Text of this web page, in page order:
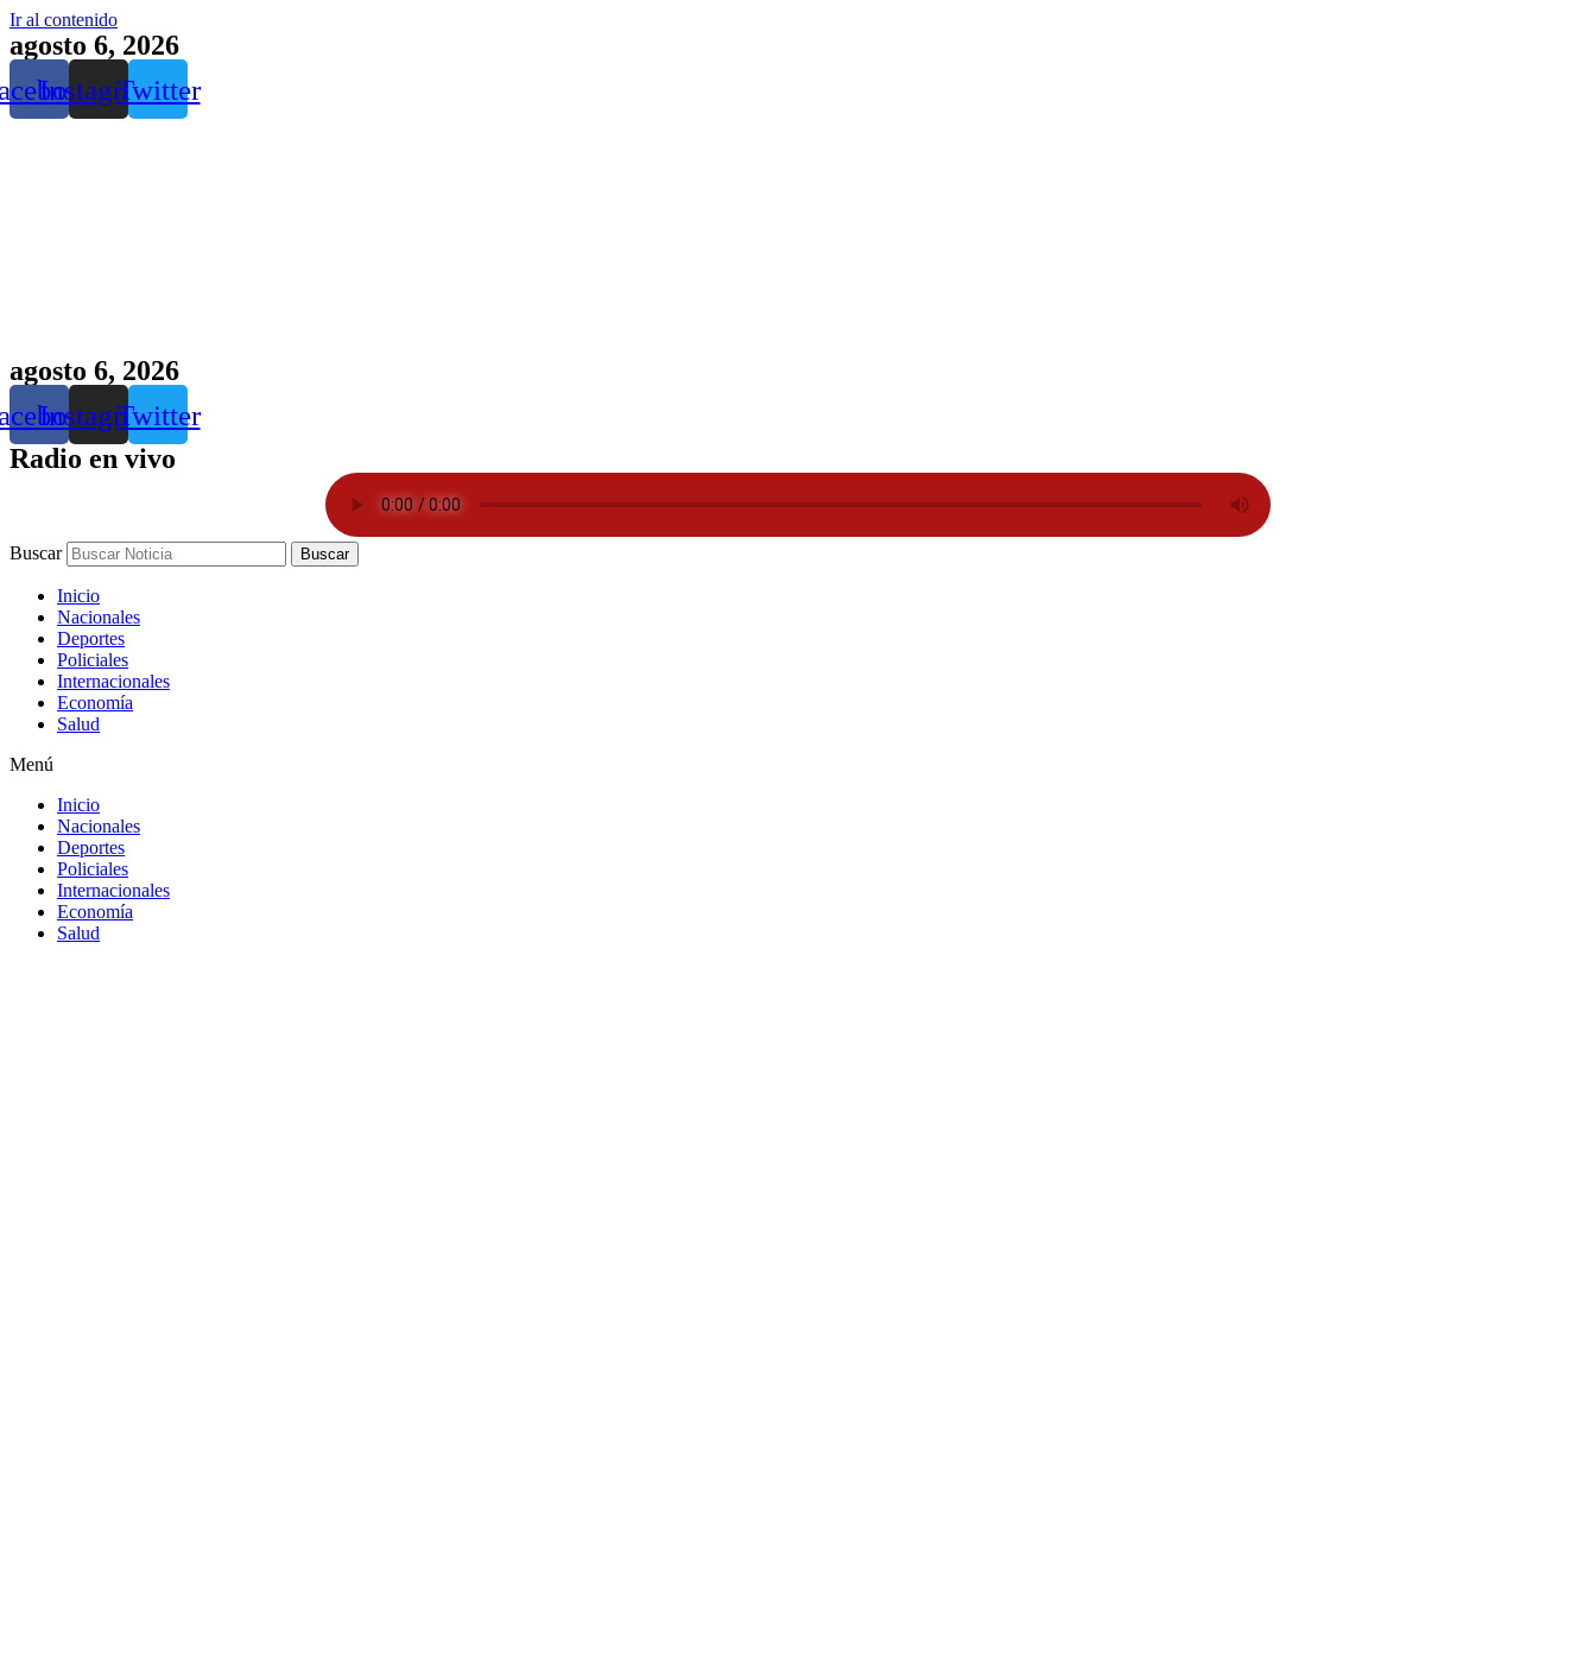
Ir al contenido
agosto 6, 2026
InstagramTwitter
agosto 6, 2026
InstagramTwitter
Radio en vivo
Buscar Buscar
Inicio
Nacionales
Deportes
Policiales
Internacionales
Economía
Salud
Menú
Inicio
Nacionales
Deportes
Policiales
Internacionales
Economía
Salud